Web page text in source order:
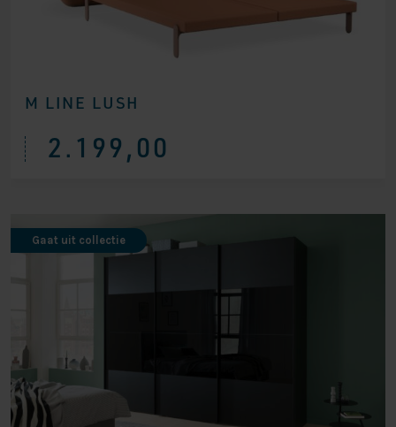
M LINE LUSH
2.199,00
Gaat uit collectie